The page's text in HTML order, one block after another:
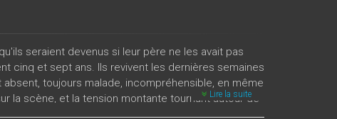
seraient devenus si leur père ne les avait pas
cinq et sept ans. Ils revivent les dernières semaines
toujours malade, incompréhensible, en même
la scène, et la tension montante tournant autour de
angoissante posée par la personne de l’assassin,
Lire la suite